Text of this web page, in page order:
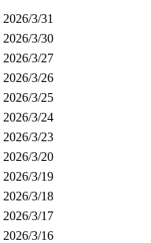
2026/3/31
2026/3/30
2026/3/27
2026/3/26
2026/3/25
2026/3/24
2026/3/23
2026/3/20
2026/3/19
2026/3/18
2026/3/17
2026/3/16